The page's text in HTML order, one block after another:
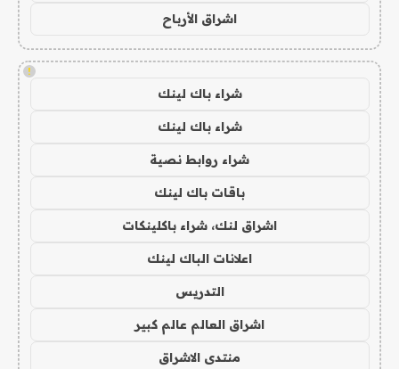
اشراق الأرباح
!
شراء باك لينك
شراء باك لينك
شراء روابط نصية
باقات باك لينك
اشراق لنك، شراء باكلينكات
اعلانات الباك لينك
التدريس
اشراق العالم عالم كبير
منتدى الاشراق